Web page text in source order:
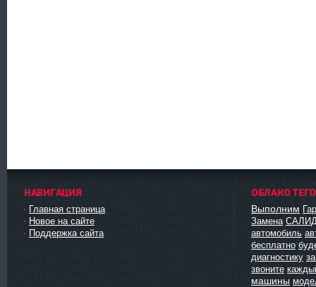
НАВИГАЦИЯ
Главная страница
Новое на сайте
Поддержка сайта
ОБЛАКО
Выполним
Замена
автомобиль
бесплатно
диагностику
звоните
машины